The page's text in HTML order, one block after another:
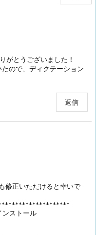
がとうございました！
ので、ディクテーション
返信
修正いただけると幸いで
ンストール